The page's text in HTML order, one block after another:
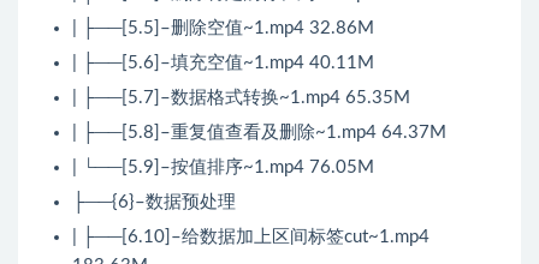
| ├──[5.5]–删除空值~1.mp4 32.86M
| ├──[5.6]–填充空值~1.mp4 40.11M
| ├──[5.7]–数据格式转换~1.mp4 65.35M
| ├──[5.8]–重复值查看及删除~1.mp4 64.37M
| └──[5.9]–按值排序~1.mp4 76.05M
├──{6}–数据预处理
| ├──[6.10]–给数据加上区间标签cut~1.mp4